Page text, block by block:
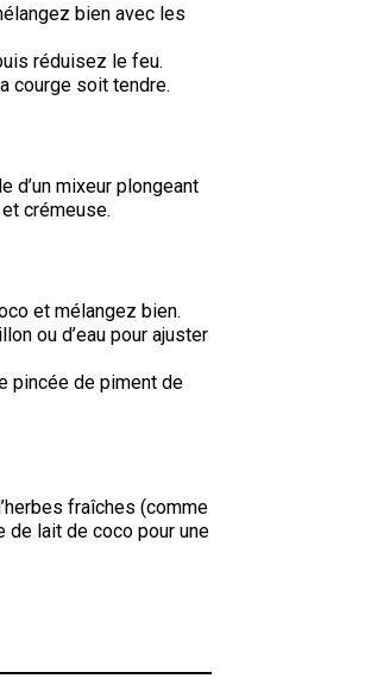
bien avec les
réduisez le feu.
courge soit tendre.
d’un mixeur plongeant
crémeuse.
et mélangez bien.
ou d’eau pour ajuster
pincée de piment de
fraîches (comme
de lait de coco pour une